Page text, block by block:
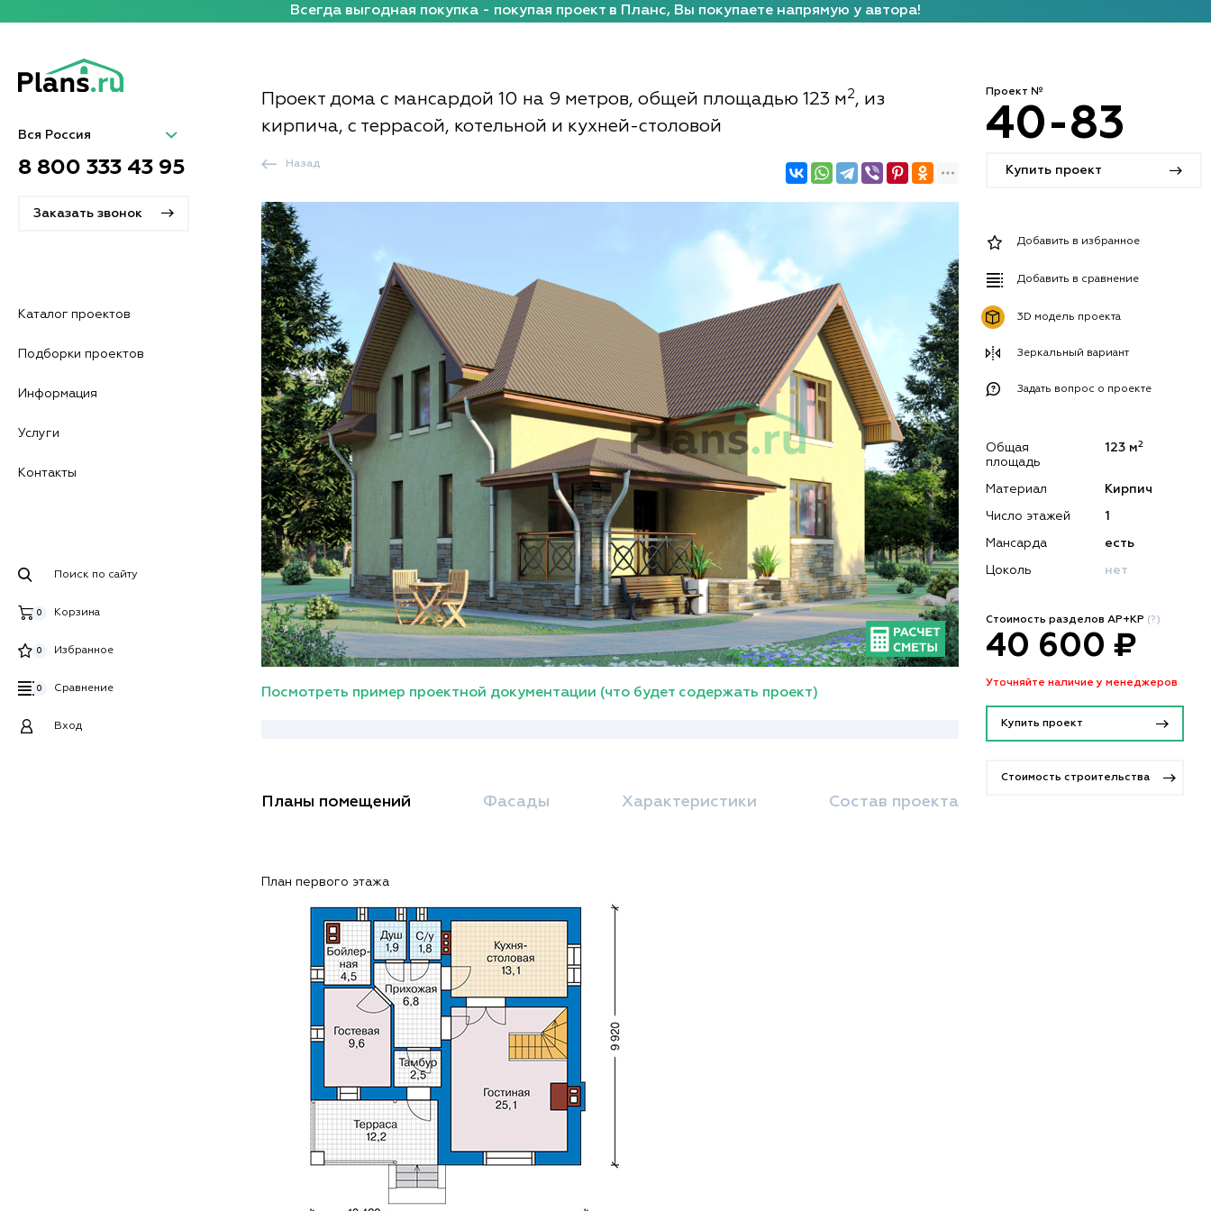
Всегда выгодная покупка - покупая проект в Планс, Вы покупаете напрямую у автора!
Вся Россия
8 800 333 43 95
Заказать звонок
Каталог проектов
Подборки проектов
Информация
Услуги
Контакты
Поиск по сайту
Корзина
0
Избранное
0
Сравнение
0
Вход
Проект дома с мансардой 10 на 9 метров, общей площадью 123 м2, из
кирпича, с террасой, котельной и кухней-столовой
Назад
Посмотреть пример проектной документации (что будет содержать проект)
Планы помещений Фасады Характеристики Состав проекта
План первого этажа
Проект №
40-83
Купить проект
Добавить в избранное
Добавить в сравнение
3D модель проекта
Зеркальный вариант
Задать вопрос о проекте
Общая
площадь
123 м2
Материал Кирпич
Число этажей 1
Мансарда есть
Цоколь нет
Стоимость разделов АР+КР (?)
40 600 ₽
Уточняйте наличие у менеджеров
Купить проект
Стоимость строительства